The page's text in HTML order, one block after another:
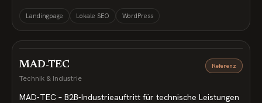
Landingpage Lokale SEO WordPress
MAD-TEC
Technik & Industrie
Referenz
MAD-TEC – B2B-Industrieauftritt für technische Leistungen